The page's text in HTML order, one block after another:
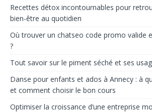
Recettes détox incontournables pour
bien-être au quotidien
Où trouver un chatseo code promo valide
?
Tout savoir sur le piment séché et ses
Danse pour enfants et ados à Annecy : à
et comment choisir le bon cours
Optimiser la croissance d’une entreprise